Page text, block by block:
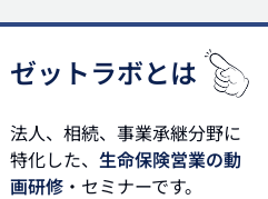
不動産管理法人 法人 資産管理会社
ゼットラボとは
法人、相続、事業承継分野に
特化した、 生命保険営業の動
画研修 ・セミナーです。